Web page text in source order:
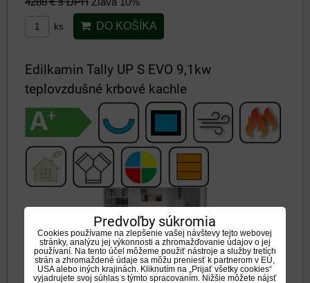
ks DO KOŠÍKA
Edilkamin Tally UP S EVO 9,1kw
teplovzdušné krbové kachle
EDILKAMIN TALLY UP S EVO
Predvoľby súkromia
Cookies používame na zlepšenie vašej návštevy tejto webovej
stránky, analýzu jej výkonnosti a zhromažďovanie údajov o jej
používaní. Na tento účel môžeme použiť nástroje a služby tretích
strán a zhromaždené údaje sa môžu preniesť k partnerom v EÚ,
USA alebo iných krajinách. Kliknutím na „Prijať všetky cookies“
vyjadrujete svoj súhlas s týmto spracovaním. Nižšie môžete nájsť